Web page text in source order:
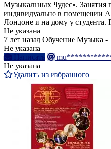
Музыкальных Чудес». Занятия
индивидуально в помещении
Лондоне и на дому у студента.
Не указана
7 лет назад Обучение Музыка -
Не указана
Написать
Не указана
Удалить из избранного